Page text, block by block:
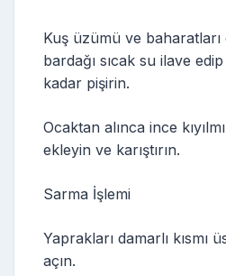
Kuş üzümü ve baharatları
bardağı sıcak su ilave
kadar pişirin.
Ocaktan alınca ince
ekleyin ve karıştırın.
Sarma İşlemi
Yaprakları damarlı kısmı
açın.